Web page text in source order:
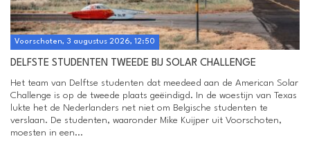
Voorschoten, 3 augustus 2026, 12:50
DELFSTE STUDENTEN TWEEDE BIJ SOLAR CHALLENGE
Het team van Delftse studenten dat meedeed aan de American Solar
Challenge is op de tweede plaats geëindigd. In de woestijn van Texas
lukte het de Nederlanders net niet om Belgische studenten te
verslaan. De studenten, waaronder Mike Kuijper uit Voorschoten,
moesten in een...